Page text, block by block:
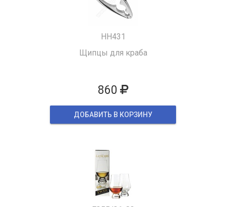
HH431
Щипцы для краба
860
ДОБАВИТЬ В КОРЗИНУ